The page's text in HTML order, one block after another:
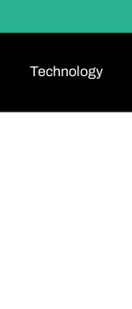
Technology